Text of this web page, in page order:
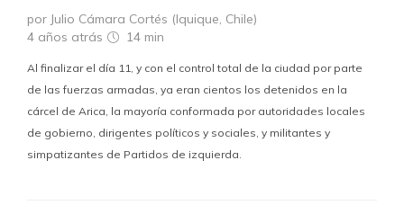
por Julio Cámara Cortés (Iquique, Chile)
4 años atrás
14 min
Al finalizar el día 11, y con el control total de la ciudad por parte
de las fuerzas armadas, ya eran cientos los detenidos en la
cárcel de Arica, la mayoría conformada por autoridades locales
de gobierno, dirigentes políticos y sociales, y militantes y
simpatizantes de Partidos de izquierda.